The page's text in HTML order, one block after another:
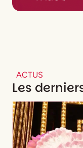
ACTUS
Les